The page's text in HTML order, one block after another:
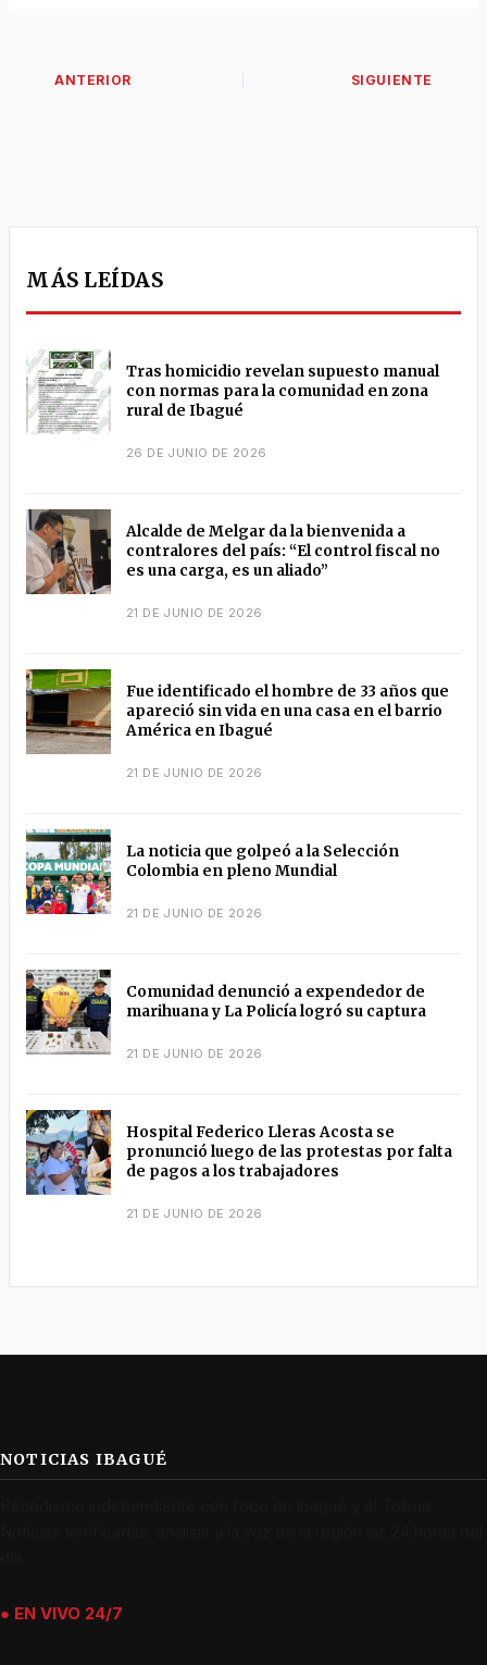
MÁS LEÍDAS
Tras homicidio revelan supuesto manual
con normas para la comunidad en zona
rural de Ibagué
26 DE JUNIO DE 2026
Alcalde de Melgar da la bienvenida a
contralores del país: “El control fiscal no
es una carga, es un aliado”
21 DE JUNIO DE 2026
Fue identificado el hombre de 33 años que
apareció sin vida en una casa en el barrio
América en Ibagué
21 DE JUNIO DE 2026
La noticia que golpeó a la Selección
Colombia en pleno Mundial
21 DE JUNIO DE 2026
Comunidad denunció a expendedor de
marihuana y La Policía logró su captura
21 DE JUNIO DE 2026
Hospital Federico Lleras Acosta se
pronunció luego de las protestas por falta
de pagos a los trabajadores
21 DE JUNIO DE 2026
NOTICIAS IBAGUÉ
● EN VIVO 24/7